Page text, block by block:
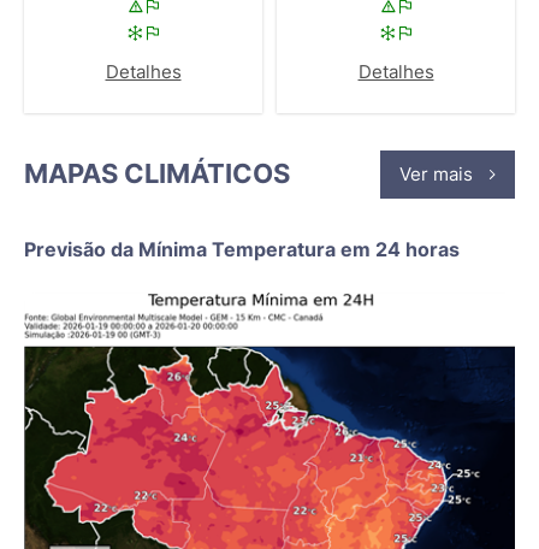
Detalhes Detalhes
MAPAS CLIMÁTICOS Ver mais
Previsão da Mínima Temperatura em 24 horas